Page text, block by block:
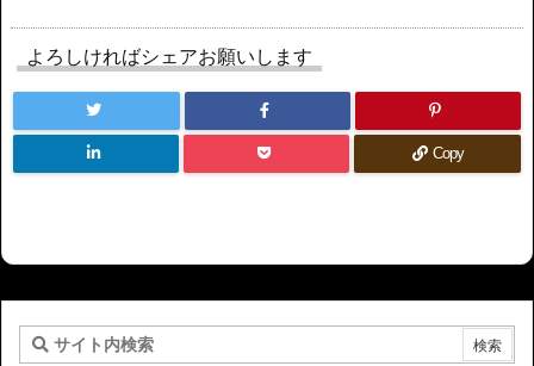
よろしければシェアお願いします
Copy